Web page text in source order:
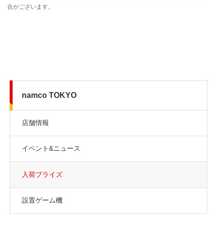
namco TOKYO
店舗情報
イベント&ニュース
入荷プライズ
設置ゲーム機